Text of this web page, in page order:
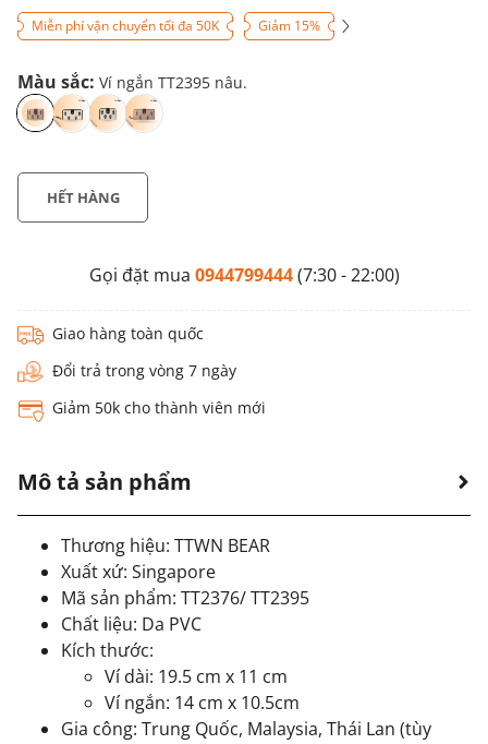
Miễn phí vận chuyển tối đa 50K Giảm 15%
Màu sắc: Ví ngắn TT2395 nâu.
HẾT HÀNG
Gọi đặt mua 0944799444(7:30 - 22:00)
Giao hàng toàn quốc
Đổi trả trong vòng 7 ngày
Giảm 50k cho thành viên mới
Mô tả sản phẩm
Thương hiệu: TTWN BEAR
Xuất xứ: Singapore
Mã sản phẩm: TT2376/ TT2395
Chất liệu: Da PVC
Kích thước:
Ví dài: 19.5 cm x 11 cm
Ví ngắn: 14 cm x 10.5cm
Gia công: Trung Quốc, Malaysia, Thái Lan (tùy